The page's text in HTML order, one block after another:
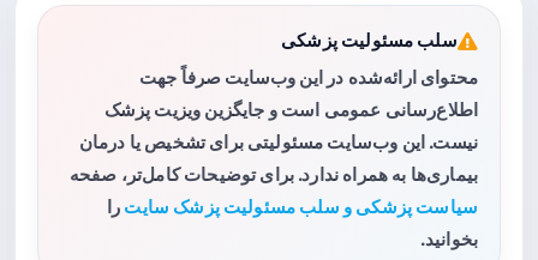
سلب مسئولیت پزشکی
محتوای ارائه‌شده در این وب‌سایت صرفاً جهت
اطلاع‌رسانی عمومی است و جایگزین ویزیت پزشک
نیست. این وب‌سایت مسئولیتی برای تشخیص یا درمان
بیماری‌ها به همراه ندارد. برای توضیحات کامل‌تر، صفحه
سیاست پزشکی و سلب مسئولیت پزشک سایت را
بخوانید.